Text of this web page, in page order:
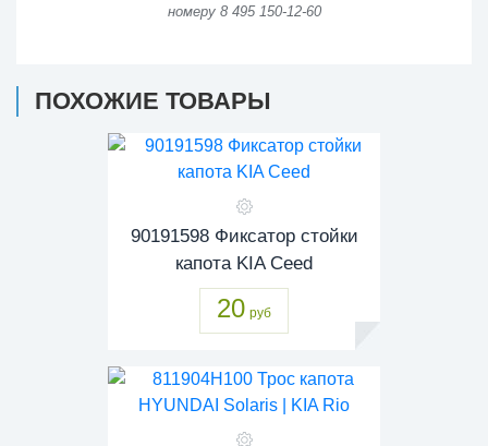
номеру 8 495 150-12-60
ПОХОЖИЕ ТОВАРЫ
90191598 Фиксатор стойки
капота KIA Ceed
20 руб